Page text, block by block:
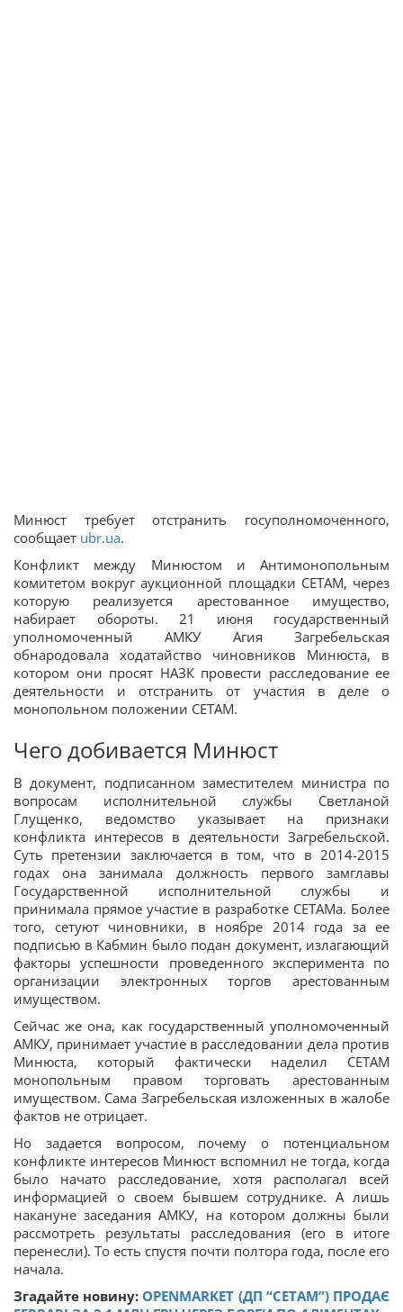
Минюст требует отстранить госуполномоченного,
сообщает ubr.ua.
Конфликт между Минюстом и Антимонопольным
комитетом вокруг аукционной площадки СЕТАМ, через
которую реализуется арестованное имущество,
набирает обороты. 21 июня государственный
уполномоченный АМКУ Агия Загребельская
обнародовала ходатайство чиновников Минюста, в
котором они просят НАЗК провести расследование ее
деятельности и отстранить от участия в деле о
монопольном положении СЕТАМ.
Чего добивается Минюст
В документ, подписанном заместителем министра по
вопросам исполнительной службы Светланой
Глущенко, ведомство указывает на признаки
конфликта интересов в деятельности Загребельской.
Суть претензии заключается в том, что в 2014-2015
годах она занимала должность первого замглавы
Государственной исполнительной службы и
принимала прямое участие в разработке СЕТАМа. Более
того, сетуют чиновники, в ноябре 2014 года за ее
подписью в Кабмин было подан документ, излагающий
факторы успешности проведенного эксперимента по
организации электронных торгов арестованным
имуществом.
Сейчас же она, как государственный уполномоченный
АМКУ, принимает участие в расследовании дела против
Минюста, который фактически наделил СЕТАМ
монопольным правом торговать арестованным
имуществом. Сама Загребельская изложенных в жалобе
фактов не отрицает.
Но задается вопросом, почему о потенциальном
конфликте интересов Минюст вспомнил не тогда, когда
было начато расследование, хотя располагал всей
информацией о своем бывшем сотруднике. А лишь
накануне заседания АМКУ, на котором должны были
рассмотреть результаты расследования (его в итоге
перенесли). То есть спустя почти полтора года, после его
начала.
Згадайте новину: OPENMARKET (ДП “СЕТАМ”) ПРОДАЄ